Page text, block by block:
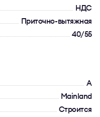
НДС
Приточно-вытяжная
40/55
A
Mainland
Строится